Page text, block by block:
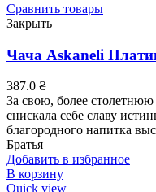
Сравнить товары
Закрыть
Чача Askaneli
387.0 ₴
За свою, более
снискала себе славу
благородного напитка
Братья
Добавить в избранное
В корзину
Quick view